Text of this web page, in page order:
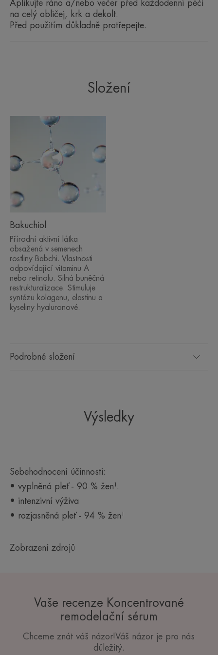
vegan.
Senzoricky příjemný, vysoce
účinný přípravek podpořený 7
klinickými studiemi.
Prokázané výsledky instrumentálních testů a testů v
reálných podmínkách:
• 24hodinová hydratace*
• zpevněná pokožka u 90 % žen**
• rozjasněná pleť 94 % žen**
*IH kinetika na 20 osobách, jednorázová aplikace.
Aplikujte ráno a/nebo večer před každodenní péčí
na celý obličej, krk a dekolt.
Před použitím důkladně protřepejte.
Složení
Podrobné složení
Bakuchiol
Přírodní aktivní látka
obsažená v semenech
rostliny Babchi. Vlastnosti
odpovídající vitaminu A
nebo retinolu. Silná buněčná
restrukturalizace. Stimuluje
syntézu kolagenu, elastinu a
kyseliny hyaluronové.
Výsledky
Sebehodnocení účinnosti:
• vyplněná pleť - 90 % žen¹.
• intenzivní výživa
• rozjasněná pleť - 94 % žen¹
Zobrazení zdrojů
Vaše recenze Koncentrované
remodelační sérum
Chceme znát váš názor!Váš názor je pro nás
důležitý.